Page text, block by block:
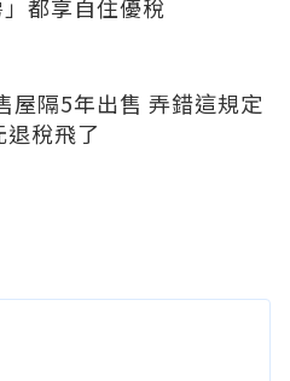
」都享自住優稅
屋隔5年出售 弄錯這規定
稅飛了